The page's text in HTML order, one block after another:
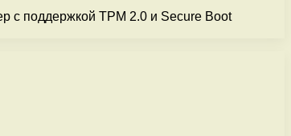
с поддержкой TPM 2.0 и Secure Boot